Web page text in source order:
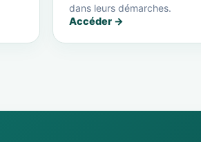
dans leurs démarches.
Accéder →